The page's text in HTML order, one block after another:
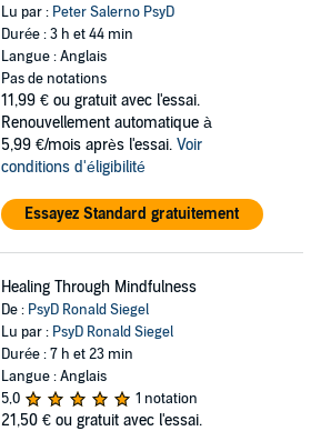
Lu par : Peter Salerno PsyD
Durée : 3 h et 44 min
Langue : Anglais
Pas de notations
11,99 € ou gratuit avec l'essai.
Renouvellement automatique à
5,99 €/mois après l'essai. Voir
conditions d'éligibilité
Essayez Standard gratuitement
Healing Through Mindfulness
De : PsyD Ronald Siegel
Lu par : PsyD Ronald Siegel
Durée : 7 h et 23 min
Langue : Anglais
5,0
1 notation
21,50 € ou gratuit avec l'essai.